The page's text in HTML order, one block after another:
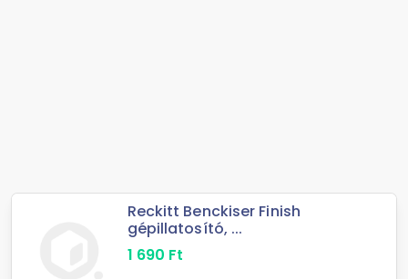
Reckitt Benckiser Finish
gépillatosító, ...
1 690 Ft